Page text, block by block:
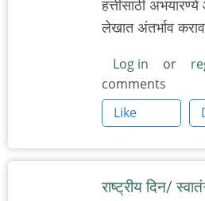
हत्तींसाठी
लेखात अंतर्भाव
Log in or
comments
Like
राष्ट्रीय दिन/